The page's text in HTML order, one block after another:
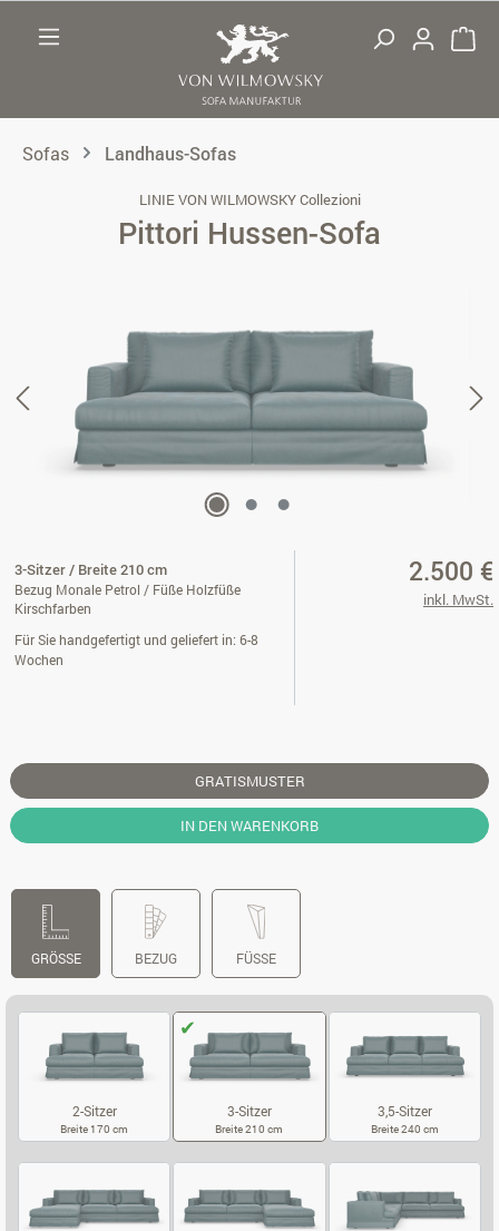
Sofas Landhaus-Sofas
LINIE VON WILMOWSKY Collezioni
Pittori Hussen-Sofa
3-Sitzer / Breite 210 cm
Bezug Monale Petrol / Füße Holzfüße
Kirschfarben
Für Sie handgefertigt und geliefert in: 6-8
Wochen
2.500 €
inkl. MwSt.
GRATISMUSTER
IN DEN WARENKORB
GRÖSSE BEZUG FÜSSE
2-Sitzer
Breite 170 cm
3-Sitzer
Breite 210 cm
3,5-Sitzer
Breite 240 cm